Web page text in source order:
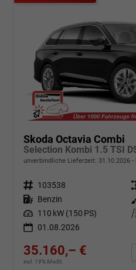
Skoda Octavia Combi
unverbindliche Lieferzeit: 31.10.2026
Fahrzeugnr. 103538
Kraftstoff Benzin
Leistung 110 kW (150 PS)
01.08.2026
35.160,– €
incl. 19% MwSt.